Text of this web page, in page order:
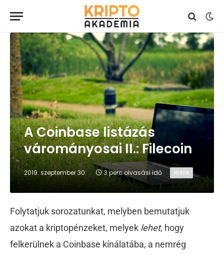
A Coinbase listázás
várományosai II.: Filecoin
2019. szeptember 30. 3 perc olvasási idő HÍREK
Folytatjuk sorozatunkat, melyben bemutatjuk
azokat a kriptopénzeket, melyek lehet, hogy
felkerülnek a Coinbase kínálatába, a nemrég